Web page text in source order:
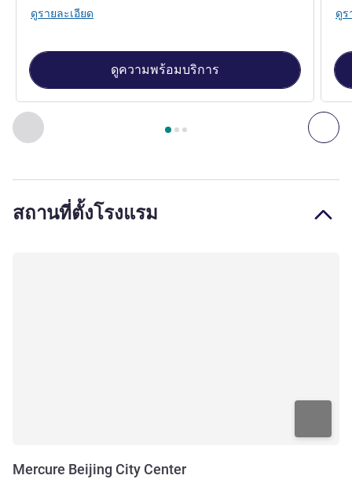
ก่อนหน้า - ห้องพัก ถั
หน้า1 , ห้องพัก 1 : ห้องสแตนดาร์ด 1 เตียงคิงไซส์ , ห้อง
ดูรายละเอียด
ดูความพร้อมบริการ
ดูร
สถานที่ตั้งโรงแรม
Mercure Beijing City Center